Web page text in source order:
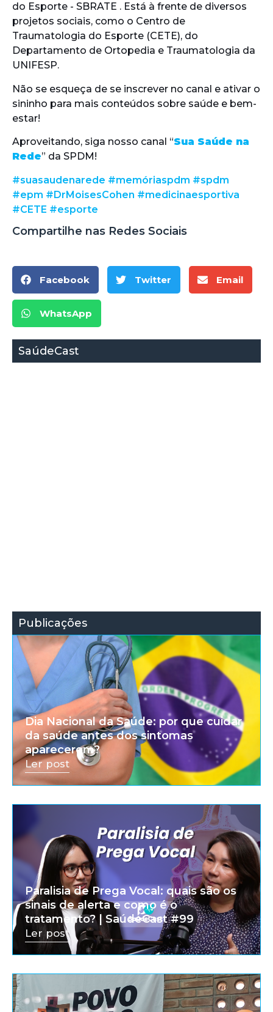
do Esporte - SBRATE . Está à frente de diversos
projetos sociais, como o Centro de
Traumatologia do Esporte (CETE), do
Departamento de Ortopedia e Traumatologia da
UNIFESP.
Não se esqueça de se inscrever no canal e ativar o
sininho para mais conteúdos sobre saúde e bem-
estar!
Aproveitando, siga nosso canal “Sua Saúde na
Rede” da SPDM!
#suasaudenarede #memóriaspdm #spdm
#epm #DrMoisesCohen #medicinaesportiva
#CETE #esporte
Compartilhe nas Redes Sociais
Facebook Twitter Email
WhatsApp
SaúdeCast
Publicações
Dia Nacional da Saúde: por que cuidar
da saúde antes dos sintomas
aparecerem?
Ler post
Paralisia de Prega Vocal: quais são os
sinais de alerta e como é o
tratamento? | SaúdeCast #99
Ler post